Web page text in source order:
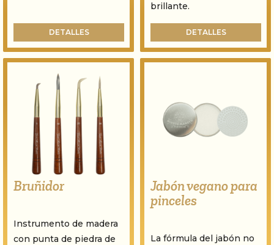
DETALLES
brillante.
DETALLES
Bruñidor
Instrumento de madera
con punta de piedra de
Jabón vegano para
pinceles
La fórmula del jabón no